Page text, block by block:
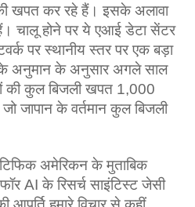
खपत कर रहे हैं। इसके अलावा
चालू होने पर ये एआई डेटा सेंटर
पर स्थानीय स्‍तर पर एक बड़ा
अनुमान के अनुसार अगले साल
की कुल बिजली खपत 1,000
जापान के वर्तमान कुल बिजली
अमेरिकन के मुताबिक
AI के रिसर्च साइंटिस्‍ट जेसी